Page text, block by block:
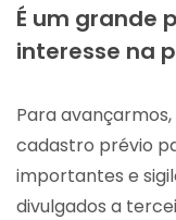
É um grande
interesse na
Para
cadastro prévio
importantes e
divulgados a